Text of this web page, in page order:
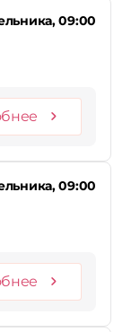
09:00
09:00